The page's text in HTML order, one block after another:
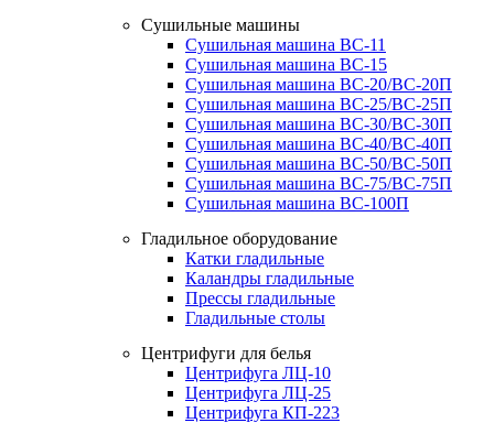
Сушильные машины
Сушильная машина ВС-11
Сушильная машина ВС-15
Сушильная машина ВС-20/ВС-20П
Сушильная машина ВС-25/ВС-25П
Сушильная машина ВС-30/ВС-30П
Сушильная машина ВС-40/ВС-40П
Сушильная машина ВС-50/ВС-50П
Сушильная машина ВС-75/ВС-75П
Сушильная машина ВС-100П
Гладильное оборудование
Катки гладильные
Каландры гладильные
Прессы гладильные
Гладильные столы
Центрифуги для белья
Центрифуга ЛЦ-10
Центрифуга ЛЦ-25
Центрифуга КП-223